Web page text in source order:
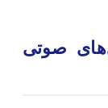
صوتی